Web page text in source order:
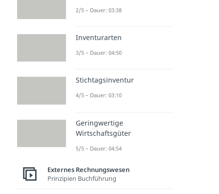
Abschrei
Dauer: 03:44
Abschrei
Dauer: 04:51
2/5 – Dauer: 03:38
Inventurarten
3/5 – Dauer: 04:50
Stichtagsinventur
4/5 – Dauer: 03:10
Geringwertige
Wirtschaftsgüter
5/5 – Dauer: 04:54
Externes Rechnungswesen
Prinzipien Buchführung